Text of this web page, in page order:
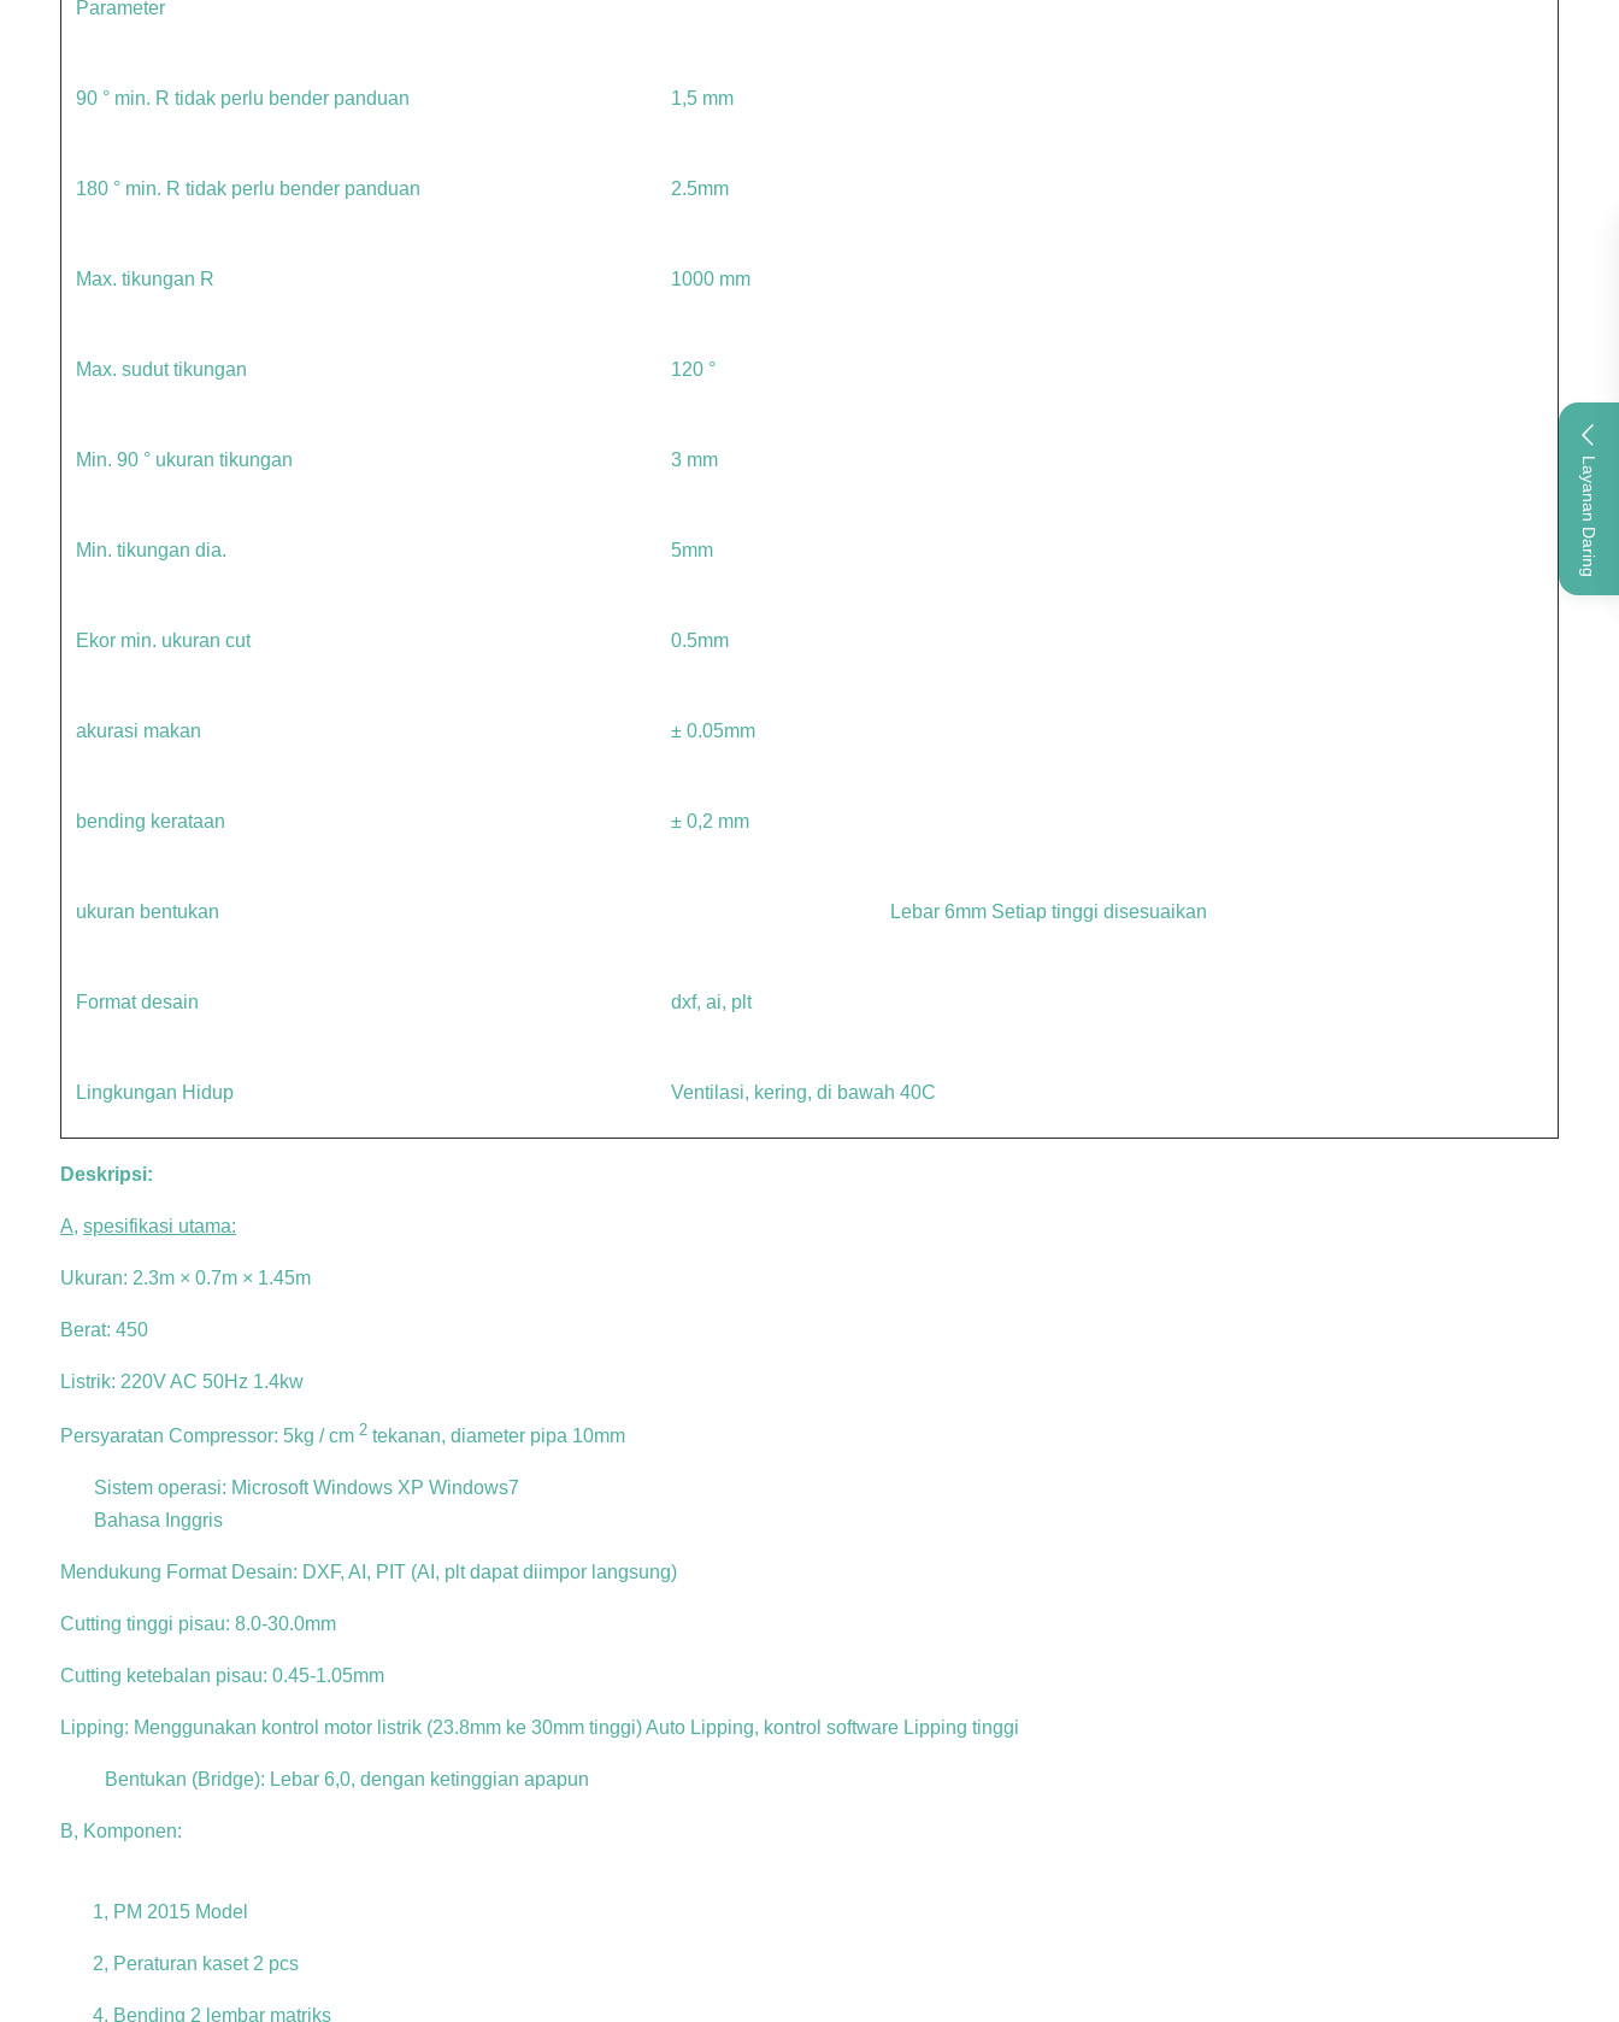
Layanan Daring
Parameter
90 ° min. R tidak perlu bender panduan 1,5 mm
180 ° min. R tidak perlu bender panduan 2.5mm
Max. tikungan R 1000 mm
Max. sudut tikungan 120 °
Min. 90 ° ukuran tikungan 3 mm
Min. tikungan dia. 5mm
Ekor min. ukuran cut 0.5mm
akurasi makan ± 0.05mm
bending kerataan ± 0,2 mm
ukuran bentukan Lebar 6mm Setiap tinggi disesuaikan
Format desain dxf, ai, plt
Lingkungan Hidup Ventilasi, kering, di bawah 40C
Deskripsi:
A, spesifikasi utama:
Ukuran: 2.3m × 0.7m × 1.45m
Berat: 450
Listrik: 220V AC 50Hz 1.4kw
Persyaratan Compressor: 5kg / cm 2 tekanan, diameter pipa 10mm
Sistem operasi: Microsoft Windows XP Windows7
Bahasa Inggris
Mendukung Format Desain: DXF, AI, PIT (AI, plt dapat diimpor langsung)
Cutting tinggi pisau: 8.0-30.0mm
Cutting ketebalan pisau: 0.45-1.05mm
Lipping: Menggunakan kontrol motor listrik (23.8mm ke 30mm tinggi) Auto Lipping, kontrol software Lipping tinggi
Bentukan (Bridge): Lebar 6,0, dengan ketinggian apapun
B, Komponen:
1, PM 2015 Model
2, Peraturan kaset 2 pcs
4, Bending 2 lembar matriks